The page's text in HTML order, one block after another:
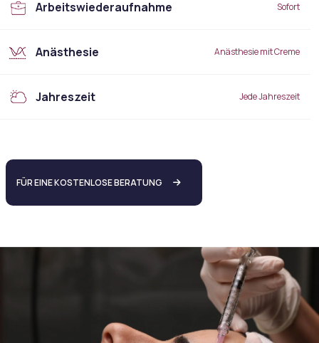
Arbeitswiederaufnahme Sofort
Anästhesie Anästhesie mit Creme
Jahreszeit Jede Jahreszeit
FÜR EINE KOSTENLOSE BERATUNG